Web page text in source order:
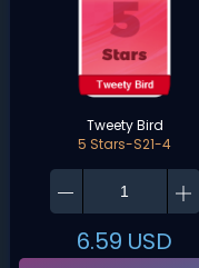
Tweety Bird
5 Stars-S21-4
6.59 USD